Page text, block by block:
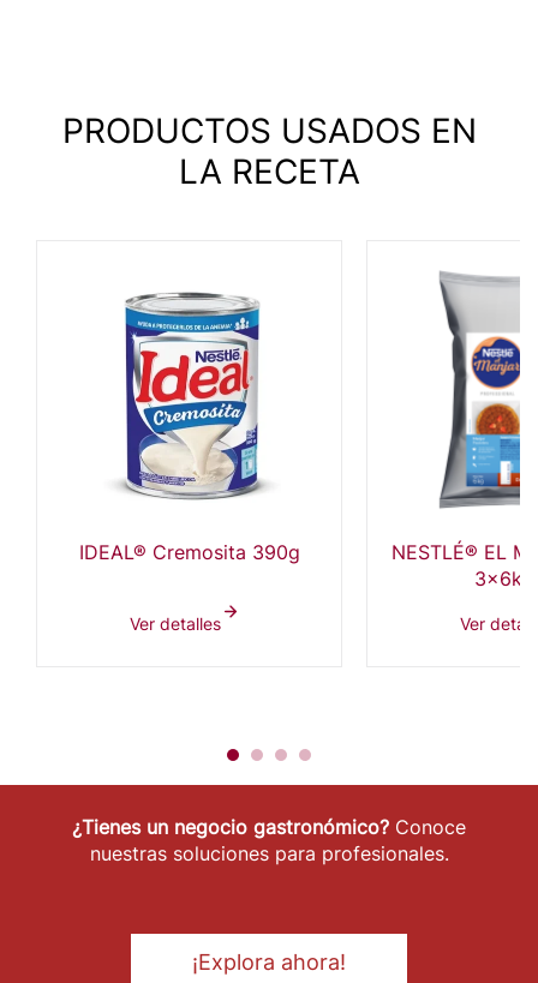
PRODUCTOS USADOS EN
LA RECETA
IDEAL® Cremosita 390g
Ver detalles
NESTLÉ® EL
3x6kg
Ver
¿Tienes un negocio gastronómico? Conoce
nuestras soluciones para profesionales.
¡Explora ahora!